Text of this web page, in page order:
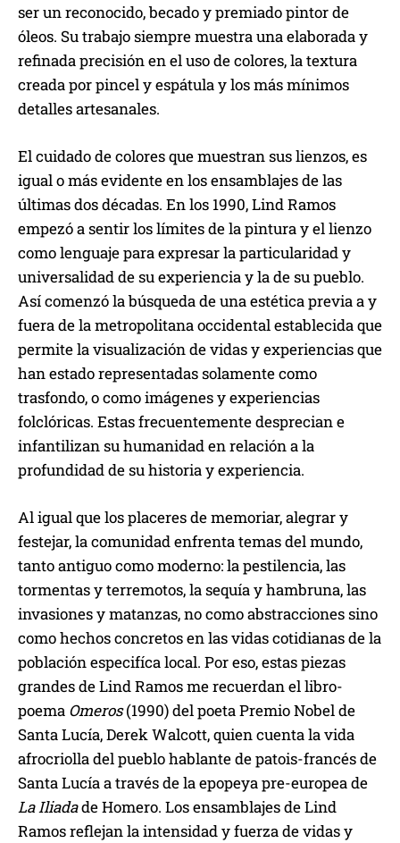
ser un reconocido, becado y premiado pintor de
óleos. Su trabajo siempre muestra una elaborada y
refinada precisión en el uso de colores, la textura
creada por pincel y espátula y los más mínimos
detalles artesanales.
El cuidado de colores que muestran sus lienzos, es
igual o más evidente en los ensamblajes de las
últimas dos décadas. En los 1990, Lind Ramos
empezó a sentir los límites de la pintura y el lienzo
como lenguaje para expresar la particularidad y
universalidad de su experiencia y la de su pueblo.
Así comenzó la búsqueda de una estética previa a y
fuera de la metropolitana occidental establecida que
permite la visualización de vidas y experiencias que
han estado representadas solamente como
trasfondo, o como imágenes y experiencias
folclóricas. Estas frecuentemente desprecian e
infantilizan su humanidad en relación a la
profundidad de su historia y experiencia.
Al igual que los placeres de memoriar, alegrar y
festejar, la comunidad enfrenta temas del mundo,
tanto antiguo como moderno: la pestilencia, las
tormentas y terremotos, la sequía y hambruna, las
invasiones y matanzas, no como abstracciones sino
como hechos concretos en las vidas cotidianas de la
población especifíca local. Por eso, estas piezas
grandes de Lind Ramos me recuerdan el libro-
poema Omeros(1990) del poeta Premio Nobel de
Santa Lucía, Derek Walcott, quien cuenta la vida
afrocriolla del pueblo hablante de patois-francés de
Santa Lucía a través de la epopeya pre-europea de
La Iliadade Homero. Los ensamblajes de Lind
Ramos reflejan la intensidad y fuerza de vidas y